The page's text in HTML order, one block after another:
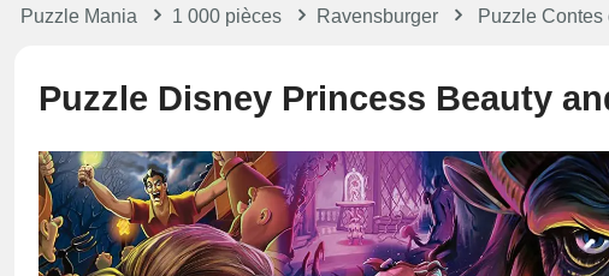
Puzzle Mania 1 000 pièces Ravensburger Puzzle
Puzzle Disney Princess Beauty